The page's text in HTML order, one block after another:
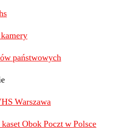
państwowych
Warszawa
Obok Poczt w Polsce